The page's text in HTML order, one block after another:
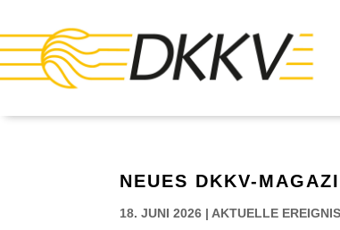
NEUES DKKV-
18. JUNI 2026 | AKTUELLE